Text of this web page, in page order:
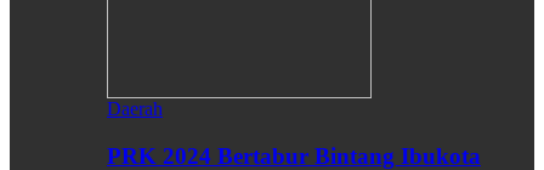
Daerah
PRK 2024 Bertabur Bintang Ibukota